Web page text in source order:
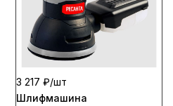
3 217 ₽/шт
Шлифмашина